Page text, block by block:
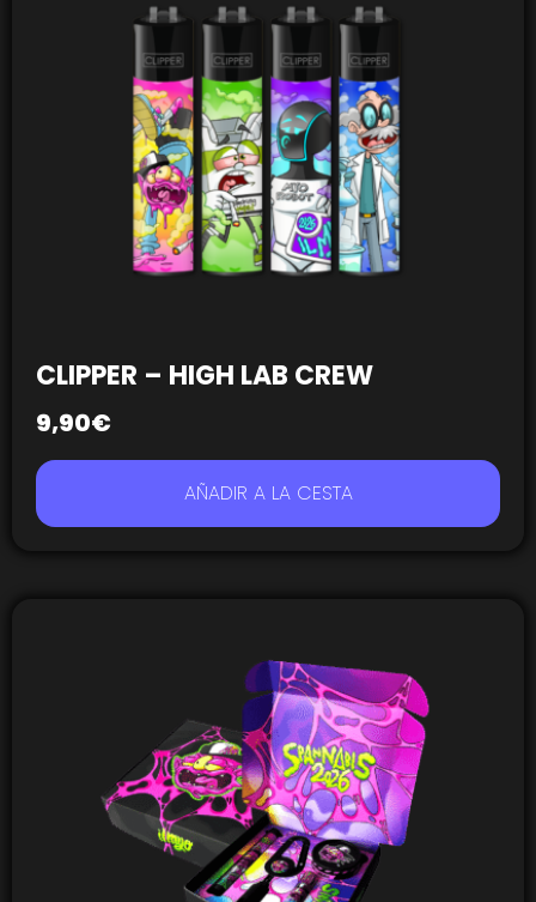
CLIPPER – HIGH LAB CREW
9,90€
AÑADIR A LA CESTA